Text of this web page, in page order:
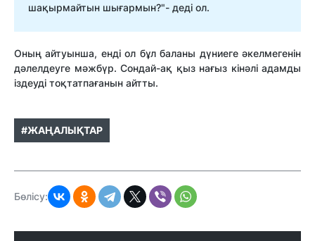
шақырмайтын шығармын?"- деді ол.
Оның айтуынша, енді ол бұл баланы дүниеге әкелмегенін
дәлелдеуге мәжбүр. Сондай-ақ қыз нағыз кінәлі адамды
іздеуді тоқтатпағанын айтты.
#ЖАҢАЛЫҚТАР
Бөлісу: